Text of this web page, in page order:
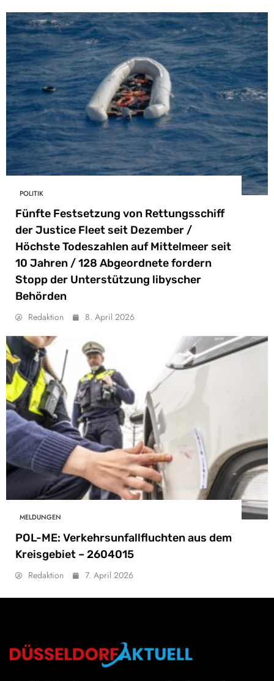
POLITIK
Fünfte Festsetzung von Rettungsschiff
der Justice Fleet seit Dezember /
Höchste Todeszahlen auf Mittelmeer seit
10 Jahren / 128 Abgeordnete fordern
Stopp der Unterstützung libyscher
Behörden
Redaktion 8. April 2026
MELDUNGEN
POL-ME: Verkehrsunfallfluchten aus dem
Kreisgebiet – 2604015
Redaktion 7. April 2026